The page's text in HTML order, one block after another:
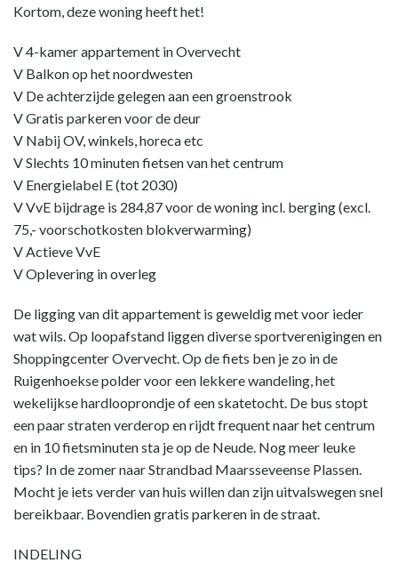
Kortom, deze woning heeft het!
V 4-kamer appartement in Overvecht
V Balkon op het noordwesten
V De achterzijde gelegen aan een groenstrook
V Gratis parkeren voor de deur
V Nabij OV, winkels, horeca etc
V Slechts 10 minuten fietsen van het centrum
V Energielabel E (tot 2030)
V VvE bijdrage is 284,87 voor de woning incl. berging (excl.
75,- voorschotkosten blokverwarming)
V Actieve VvE
V Oplevering in overleg
De ligging van dit appartement is geweldig met voor ieder
wat wils. Op loopafstand liggen diverse sportverenigingen en
Shoppingcenter Overvecht. Op de fiets ben je zo in de
Ruigenhoekse polder voor een lekkere wandeling, het
wekelijkse hardlooprondje of een skatetocht. De bus stopt
een paar straten verderop en rijdt frequent naar het centrum
en in 10 fietsminuten sta je op de Neude. Nog meer leuke
tips? In de zomer naar Strandbad Maarsseveense Plassen.
Mocht je iets verder van huis willen dan zijn uitvalswegen snel
bereikbaar. Bovendien gratis parkeren in de straat.
INDELING